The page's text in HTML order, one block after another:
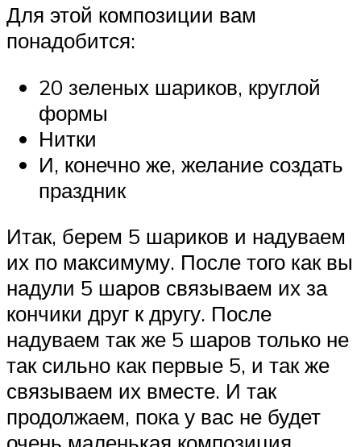
Для этой композиции вам
понадобится:
20 зеленых шариков, круглой
формы
Нитки
И, конечно же, желание создать
праздник
Итак, берем 5 шариков и надуваем
их по максимуму. После того как вы
надули 5 шаров связываем их за
кончики друг к другу. После
надуваем так же 5 шаров только не
так сильно как первые 5, и так же
связываем их вместе. И так
продолжаем, пока у вас не будет